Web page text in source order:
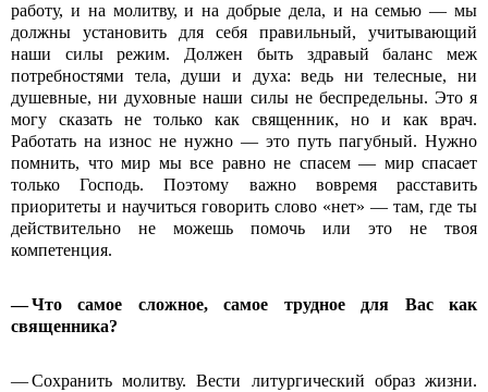
работу, и на молитву, и на добрые дела, и на семью — мы
должны установить для себя правильный, учитывающий
наши силы режим. Должен быть здравый баланс меж
потребностями тела, души и духа: ведь ни телесные, ни
душевные, ни духовные наши силы не беспредельны. Это я
могу сказать не только как священник, но и как врач.
Работать на износ не нужно — это путь пагубный. Нужно
помнить, что мир мы все равно не спасем — мир спасает
только Господь. Поэтому важно вовремя расставить
приоритеты и научиться говорить слово «нет» — там, где ты
действительно не можешь помочь или это не твоя
компетенция.
— Что самое сложное, самое трудное для Вас как
священника?
— Сохранить молитву. Вести литургический образ жизни.